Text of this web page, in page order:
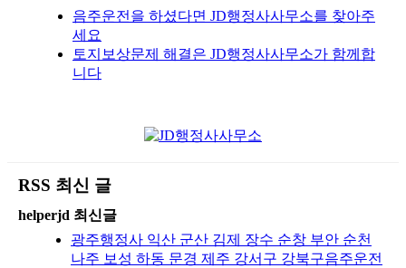
음주운전을 하셨다면 JD행정사사무소를 찾아주
세요
토지보상문제 해결은 JD행정사사무소가 함께합
니다
RSS 최신 글
helperjd 최신글
광주행정사 익산 군산 김제 장수 순창 부안 순천
나주 보성 하동 문경 제주 강서구 강북구음주운전